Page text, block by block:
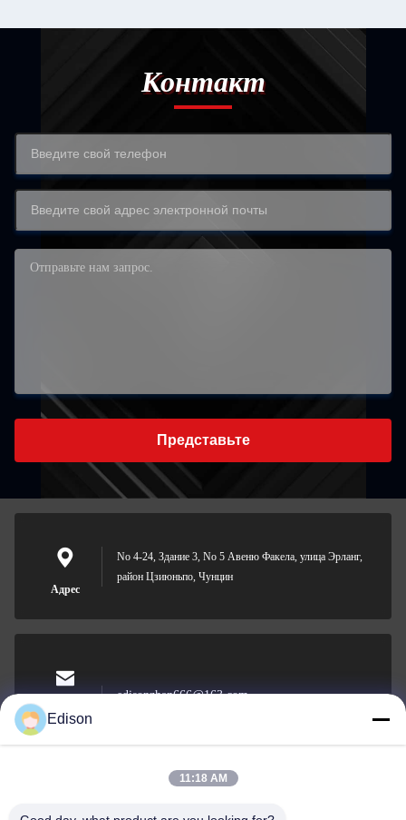
Контакт
Представьте
Адрес
No 4-24, Здание 3, No 5 Авеню Факела, улица Эрланг,
район Цзиюньпо, Чунцин
Электронная
почта
edisonzhan666@163.com
Edison
11:18 AM